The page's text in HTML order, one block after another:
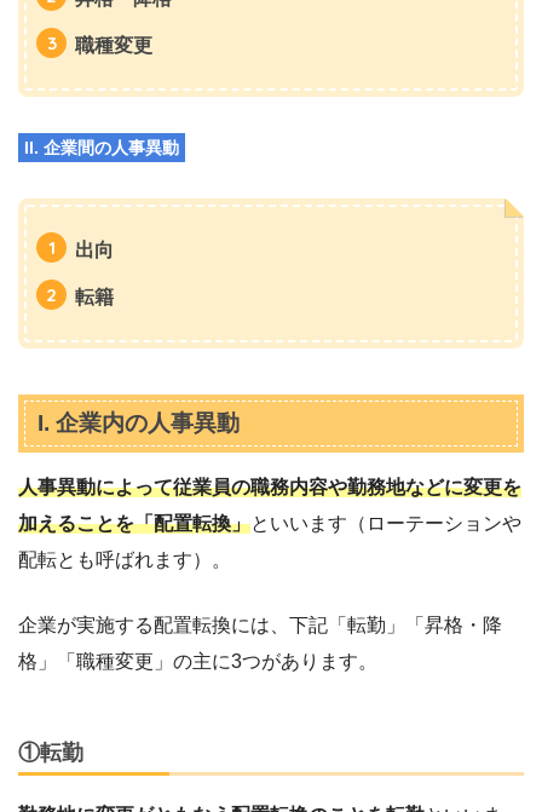
職種変更
II. 企業間の人事異動
出向
転籍
I. 企業内の人事異動
人事異動によって従業員の職務内容や勤務地などに変更を
加えることを「配置転換」といいます（ローテーションや
配転とも呼ばれます）。
企業が実施する配置転換には、下記「転勤」「昇格・降
格」「職種変更」の主に3つがあります。
①転勤